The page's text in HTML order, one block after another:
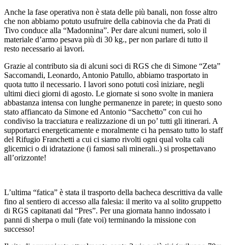
Anche la fase operativa non è stata delle più banali, non fosse altro
che non abbiamo potuto usufruire della cabinovia che da Prati di
Tivo conduce alla “Madonnina”. Per dare alcuni numeri, solo il
materiale d’armo pesava più di 30 kg., per non parlare di tutto il
resto necessario ai lavori.
Grazie al contributo sia di alcuni soci di RGS che di Simone “Zeta”
Saccomandi, Leonardo, Antonio Patullo, abbiamo trasportato in
quota tutto il necessario. I lavori sono potuti così iniziare, negli
ultimi dieci giorni di agosto. Le giornate si sono svolte in maniera
abbastanza intensa con lunghe permanenze in parete; in questo sono
stato affiancato da Simone ed Antonio “Sacchetto” con cui ho
condiviso la tracciatura e realizzazione di un po’ tutti gli itinerari. A
supportarci energeticamente e moralmente ci ha pensato tutto lo staff
del Rifugio Franchetti a cui ci siamo rivolti ogni qual volta cali
glicemici o di idratazione (i famosi sali minerali..) si prospettavano
all’orizzonte!
L’ultima “fatica” è stata il trasporto della bacheca descrittiva da valle
fino al sentiero di accesso alla falesia: il merito va al solito gruppetto
di RGS capitanati dal “Pres”. Per una giornata hanno indossato i
panni di sherpa o muli (fate voi) terminando la missione con
successo!